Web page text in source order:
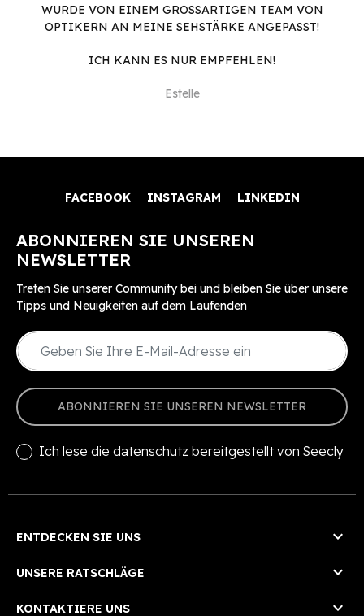
WURDE VON EINEM GROSSARTIGEN TEAM VON O
PTIKERN AN MEINE SEHSTÄRKE ANGEPASST!
ICH KANN ES NUR EMPFEHLEN!
Estelle
FACEBOOK INSTAGRAM LINKEDIN
ABONNIEREN SIE UNSEREN
NEWSLETTER
Treten Sie unserer Community bei und bleiben Sie über unsere
Tipps und Neuigkeiten auf dem Laufenden
ABONNIEREN SIE UNSEREN NEWSLETTER
Ich lese die datenschutz bereitgestellt von Seecly
ENTDECKEN SIE UNS 
UNSERE RATSCHLÄGE 
KONTAKTIERE UNS 